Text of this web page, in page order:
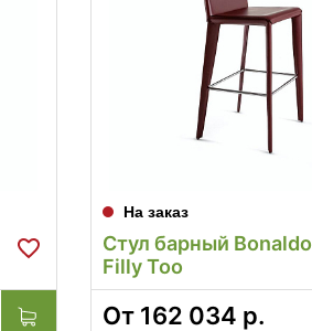
На заказ
Стул барный Bonaldo
Filly Too
От 162 034 р.